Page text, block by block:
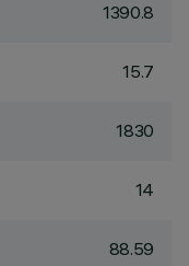
1390.8
15.7
1830
14
88.59